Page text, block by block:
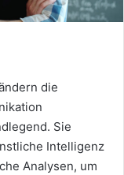
die
Sie
Intelligenz
Analysen, um